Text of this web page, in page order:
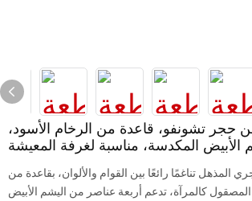
حجر تشونفو، قاعدة من الرخام الأسود،
الأبيض المكدسة، مناسبة لغرفة المعيشة
المذهل تناغمًا رائعًا بين القوام والألوان، بقاعدة من
المصقول كالمرآة، تدعم أربعة عناصر من اليشم الأبيض